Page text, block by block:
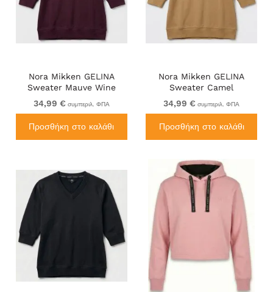
Nora Mikken GELINA
Sweater Mauve Wine
34,99 € συμπεριλ. ΦΠΑ
Προσθήκη στο καλάθι
Nora Mikken GELINA
Sweater Camel
34,99 € συμπεριλ. ΦΠΑ
Προσθήκη στο καλάθι